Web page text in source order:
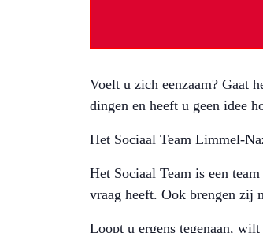
Voelt u zich eenzaam? Gaat
dingen en heeft u geen idee
Het Sociaal Team Limmel-
Het Sociaal Team is een
vraag heeft. Ook brengen zij
Loopt u ergens tegenaan,